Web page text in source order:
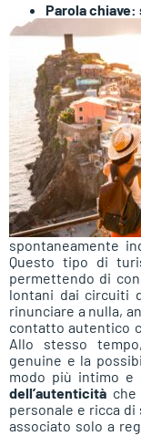
Parola
spontaneamente
Questo tipo di
permettendo di
lontani dai circuiti
rinunciare a nulla,
contatto autentico
Allo stesso
genuine e la
modo più intimo e
dell’autenticità che
personale e ricca
associato solo a